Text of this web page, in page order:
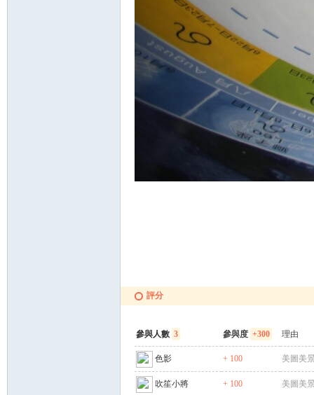
評分
參與人數 3 參與度 +300 理由
色影 + 100 美圖美
吹笙小將 + 100 美圖美